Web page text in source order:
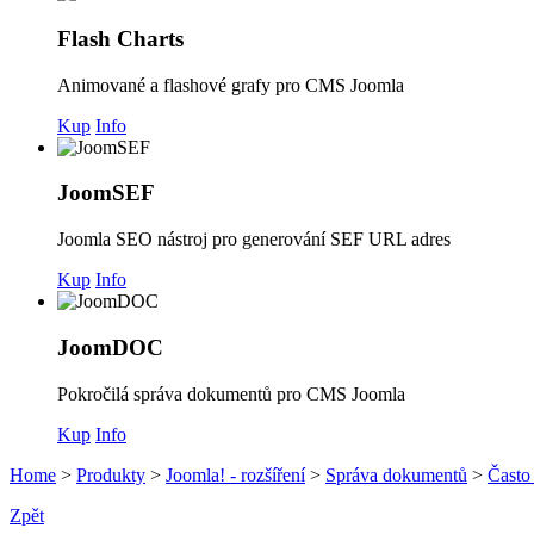
Flash Charts
Animované a flashové grafy pro CMS Joomla
Kup Info
JoomSEF
Joomla SEO nástroj pro generování SEF URL adres
Kup Info
JoomDOC
Pokročilá správa dokumentů pro CMS Joomla
Kup Info
Home > Produkty > Joomla! - rozšíření> Správa dokumentů >
Zpět